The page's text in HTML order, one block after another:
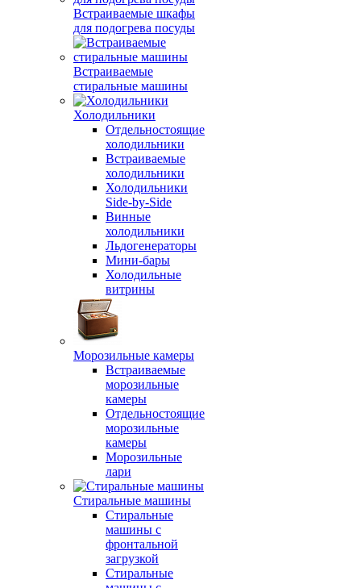
Встраиваемые шкафы
для подогрева посуды
Встраиваемые
стиральные машины
Холодильники
Отдельностоящие
холодильники
Встраиваемые
холодильники
Холодильники
Side-by-Side
Винные
холодильники
Льдогенераторы
Мини-бары
Холодильные
витрины
Морозильные камеры
Встраиваемые
морозильные
камеры
Отдельностоящие
морозильные
камеры
Морозильные
лари
Стиральные машины
Стиральные
машины с
фронтальной
загрузкой
Стиральные